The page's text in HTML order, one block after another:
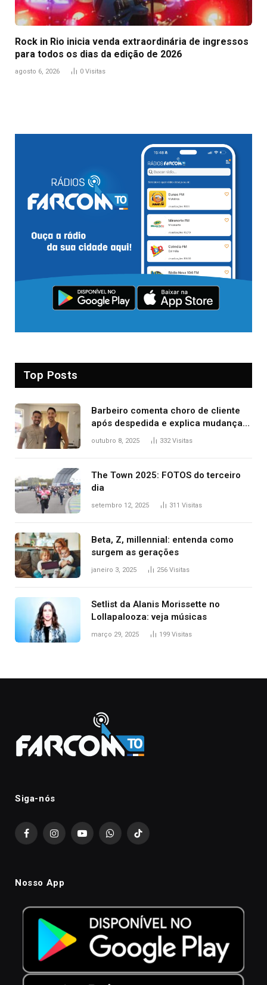
Rock in Rio inicia venda extraordinária de ingressos
para todos os dias da edição de 2026
agosto 6, 2026 0 Visitas
Top Posts
Barbeiro comenta choro de cliente
após despedida e explica mudança
para o TO: ‘Não esperava atingir
outubro 8, 2025 332Visitas
The Town 2025: FOTOS do terceiro
dia
setembro 12, 2025 311 Visitas
Beta, Z, millennial: entenda como
surgem as gerações
janeiro 3, 2025 256 Visitas
Setlist da Alanis Morissette no
Lollapalooza: veja músicas
março 29, 2025 199 Visitas
Siga-nós
FacebookInstagramYouTubeWhatsAppTikTok
Nosso App